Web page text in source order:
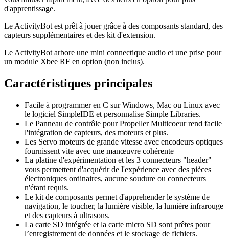
d'apprentissage.
Le ActivityBot est prêt à jouer grâce à des composants standard, des
capteurs supplémentaires et des kit d'extension.
Le ActivityBot arbore une mini connectique audio et une prise pour
un module Xbee RF en option (non inclus).
Caractéristiques principales
Facile à programmer en C sur Windows, Mac ou Linux avec
le logiciel SimpleIDE et personnalise Simple Libraries.
Le Panneau de contrôle pour Propeller Multicoeur rend facile
l'intégration de capteurs, des moteurs et plus.
Les Servo moteurs de grande vitesse avec encodeurs optiques
fournissent vite avec une manœuvre cohérente
La platine d'expérimentation et les 3 connecteurs "header"
vous permettent d'acquérir de l'expérience avec des pièces
électroniques ordinaires, aucune soudure ou connecteurs
n'étant requis.
Le kit de composants permet d'apprehender le système de
navigation, le toucher, la lumière visible, la lumière infrarouge
et des capteurs à ultrasons.
La carte SD intégrée et la carte micro SD sont prêtes pour
l’enregistrement de données et le stockage de fichiers.